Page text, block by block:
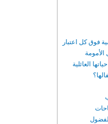
فوق كل اعتبار
العائلية